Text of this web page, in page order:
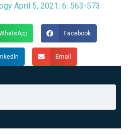
April 5, 2021; 6: 563-573
Facebook
Email